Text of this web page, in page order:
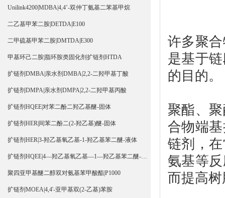
Unilink4200|MDBA|4,4’-双仲丁氨基二苯基甲烷
二乙基甲苯二胺|DETDA|E100
二甲硫基甲苯二胺|DMTDA|E300
甲基环己二胺|脂环胺类固化剂扩链剂HTDA
扩链剂DMBA|亲水剂DMBA|2,2-二羟甲基丁酸
扩链剂DMPA|亲水剂DMPA|2,2-二羟甲基丙酸
扩链剂HQEE|对苯二酚二羟乙基醚-固体
扩链剂HER|间苯二酚二(2-羟乙基)醚-固体
扩链剂HER|3-羟乙基氧乙基-1-羟乙基苯二醚-液体
扩链剂HQEE|4—羟乙基氧乙基—1—羟乙基苯二醚-液体
聚四亚甲基醚二醇双对氨基苯甲酸酯|P1000
扩链剂MOEA|4,4'-亚甲基双(2-乙基)苯胺
许多聚
是基于
的目的。
聚酯、
合物端
链剂，
氨基等
而提高